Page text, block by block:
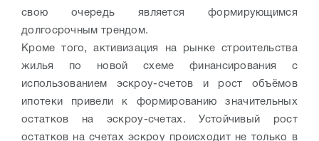
свою очередь является формирующимся
долгосрочным трендом.
Кроме того, активизация на рынке строительства
жилья по новой схеме финансирования с
использованием эскроу-счетов и рост объёмов
ипотеки привели к формированию значительных
остатков на эскроу-счетах. Устойчивый рост
остатков на счетах эскроу происходит не только в